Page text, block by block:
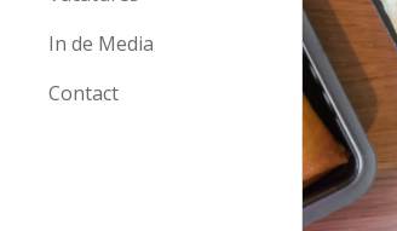
In de Media
Contact